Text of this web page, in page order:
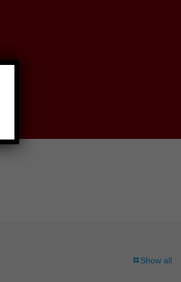
Show all